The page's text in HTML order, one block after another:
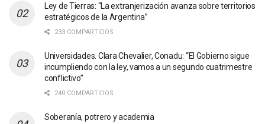
Ley de Tierras: “La extranjerización avanza sobre territorios
estratégicos de la Argentina”
233 COMPARTIDOS
Universidades. Clara Chevalier, Conadu: “El Gobierno sigue
incumpliendo con la ley, vamos a un segundo cuatrimestre
conflictivo”
240 COMPARTIDOS
Soberanía, potrero y academia